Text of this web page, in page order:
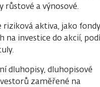
růstové a výnosové.
riziková aktiva, jako fondy
na investice do akcií,
dluhopisy, dluhopisové
zaměřené na